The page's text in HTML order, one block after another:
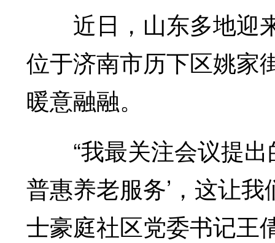
近日，山东多地迎
位于济南市历下区姚家
暖意融融。
“我最关注会议提出
普惠养老服务’，这让
士豪庭社区党委书记王